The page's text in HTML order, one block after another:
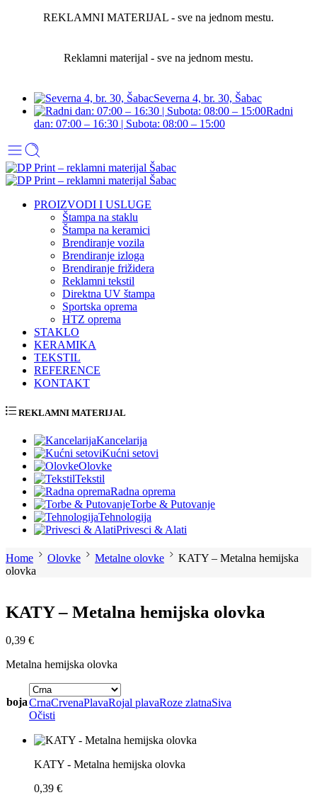
REKLAMNI MATERIJAL - sve na jednom mestu.
Reklamni materijal - sve na jednom mestu.
Severna 4, br. 30, Šabac
Radni
dan: 07:00 – 16:30 | Subota: 08:00 – 15:00
PROIZVODI I USLUGE
Štampa na staklu
Štampa na keramici
Brendiranje vozila
Brendiranje izloga
Brendiranje frižidera
Reklamni tekstil
Direktna UV štampa
Sportska oprema
HTZ oprema
STAKLO
KERAMIKA
TEKSTIL
REFERENCE
KONTAKT
REKLAMNI MATERIJAL
Kancelarija
Kućni setovi
Olovke
Tekstil
Radna oprema
Torbe & Putovanje
Tehnologija
Privesci & Alati
Home Olovke Metalne olovke
KATY – Metalna hemijska
olovka
KATY – Metalna hemijska olovka
0,39 €
Metalna hemijska olovka
bojaCrnaCrvenaPlavaRojal plavaRoze zlatnaSiva
Očisti
KATY - Metalna hemijska olovka
0,39 €